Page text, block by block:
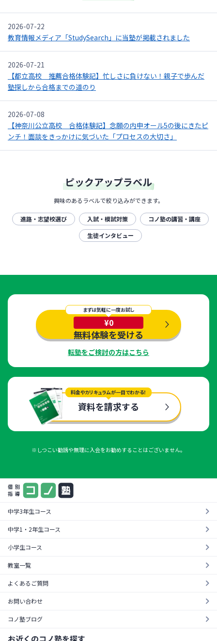
2026-07-22
教育情報メディア「StudySearch」に当塾が掲載されました
2026-07-21
【都立高校 推薦合格体験記】忙しさに負けない！親子で歩んだ
塾探しから合格までの道のり
2026-07-08
【神奈川公立高校 合格体験記】念願の内申オール5の後にきたピ
ンチ！面談をきっかけに気づいた「プロセスの大切さ」
ピックアップラベル
興味のあるラベルで絞り込みができます。
進路・志望校選び 入試・模試対策
コノ塾の講習・講座
生徒インタビュー
まずは気軽に一度お試し
¥0
無料体験を受ける
転塾をご検討の方はこちら
料金やカリキュラムが一目でわかる！
資料を請求する
※しつこい勧誘や無理に入会をお勧めすることはございません。
中学3年生コース
中学1・2年生コース
小学生コース
教室一覧
よくあるご質問
お問い合わせ
コノ塾ブログ
お近くのコノ塾を探す